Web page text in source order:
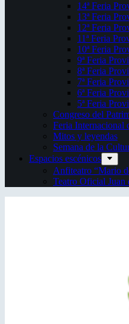
14ª Feria
13ª Feria
12ª Feria
11ª Feria
10ª Feria
9ª Feria
8ª Feria
7ª Feria
6ª Feria
5ª Feria
Congreso del
Feria Internacional
Mitos y leyendas
Semana de la
Espacios escénicos
Anfiteatro “Mario
Teatro Oficial Juan